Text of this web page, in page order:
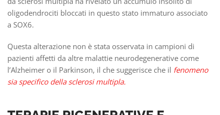
oligodendrociti bloccati in questo stato immaturo associato
a SOX6.
Questa alterazione non è stata osservata in campioni di
pazienti affetti da altre malattie neurodegenerative come
l’Alzheimer o il Parkinson, il che suggerisce che il fenomeno
sia specifico della sclerosi multipla.